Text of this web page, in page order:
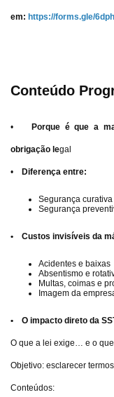
em: https://forms.gle/
Conteúdo
• Porque é que a
obrigação legal
• Diferença entre:
Segurança
Segurança
• Custos invisíveis da
Acidentes e baixas
Absentismo e
Multas, coimas e
Imagem da
• O impacto direto da
O que a lei exige… e o
Objetivo: esclarecer
Conteúdos: